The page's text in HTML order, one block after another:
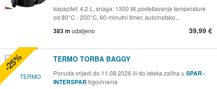
kapacitet: 4,2 L, snaga: 1300 W, podešavanje temperature
od 80°C - 200°C, 60-minutni timer, automatsko...
383 m udaljeno 39,99 €
TERMO TORBA BAGGY
Ponuda vrijedi do 11.08.2026 ili do isteka zaliha u SPAR -
INTERSPAR trgovinama
-25%